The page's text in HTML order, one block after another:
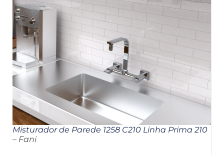
Misturador de Parede 1258 C210 Linha Prima 210
– Fani